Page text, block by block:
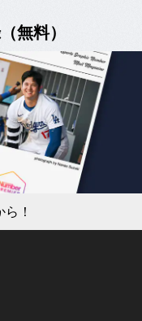
無料）
ら！